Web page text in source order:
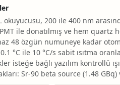
okuyucusu, 200 ile 400 nm
ile donatılmış ve hem
48 özgün numuneye kadar
°C ile 10 °C/s sabit ısıtma
isteğe bağlı yazılım kontrollü
Sr-90 beta source (1.48